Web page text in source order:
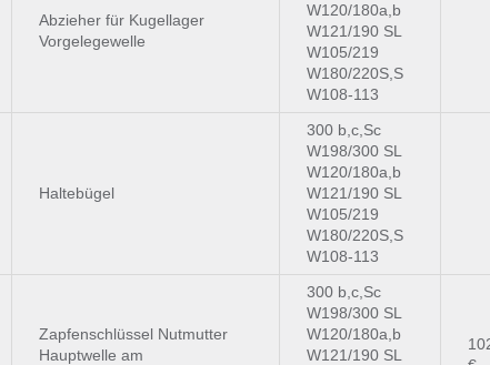
Abzieher für Kugellager
Vorgelegewelle
W120/180a,b
W121/190 SL
W105/219
W180/220S,S
W108-113
Haltebügel
300 b,c,Sc
W198/300 SL
W120/180a,b
W121/190 SL
W105/219
W180/220S,S
W108-113
Zapfenschlüssel Nutmutter
Hauptwelle am
300 b,c,Sc
W198/300 SL
W120/180a,b
W121/190 SL